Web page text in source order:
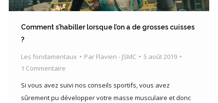
Comment s’habiller lorsque l’on a de grosses cuisses
?
Les fondamentaux Par Flavien - JSMC
5 août 2019
1 Commentaire
Si vous avez suivi nos conseils sportifs, vous avez
sûrement pu développer votre masse musculaire et donc